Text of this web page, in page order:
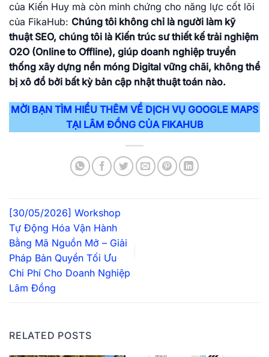
của Kiến Huy mà còn minh chứng cho năng lực cốt lõi
của FikaHub: Chúng tôi không chỉ là người làm kỹ
thuật SEO, chúng tôi là Kiến trúc sư thiết kế trải nghiệm
O2O (Online to Offline), giúp doanh nghiệp truyền
thống xây dựng nền móng Digital vững chãi, không thể
bị xô đổ bởi bất kỳ bản cập nhật thuật toán nào.
MỜI BẠN TÌM HIỂU THÊM VỀ DỊCH VỤ GOOGLE MAPS
TẠI LÂM ĐỒNG CỦA FIKAHUB
[30/05/2026] Workshop
Tự Động Hóa Vận Hành
Bằng Mã Nguồn Mở – Giải
Pháp Bản Quyền Tối Ưu
Chi Phí Cho Doanh Nghiệp
Lâm Đồng
RELATED POSTS